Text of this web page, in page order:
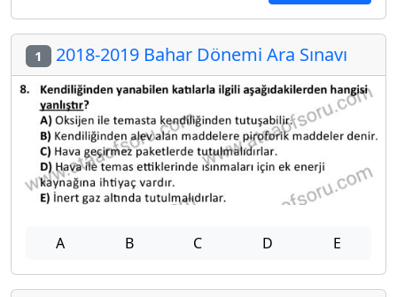
1 2018-2019 Bahar Dönemi Ara Sınavı
A B C D E